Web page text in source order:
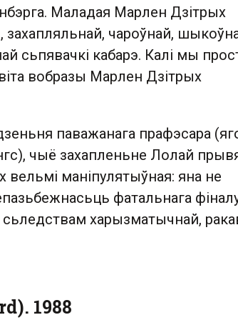
Маладая Марлен Дзітрых
чароўнай,
сьпявачкі кабарэ. Калі мы
вобразы Марлен Дзітрых
паважанага прафэсара
чыё захапленьне Лолай
вельмі маніпулятыўная: яна не
фатальнага
сьледствам харызматычнай,
1988